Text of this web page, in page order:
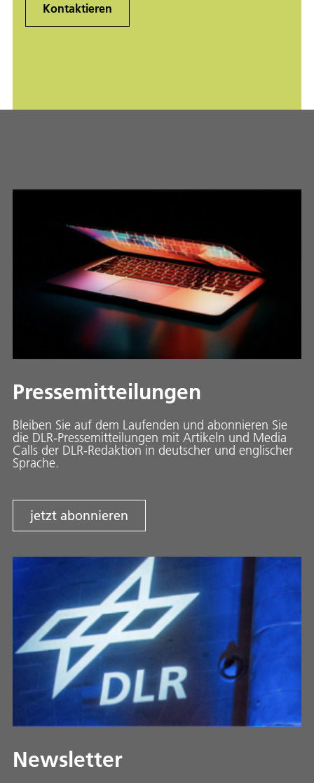
Kontaktieren
Pressemitteilungen
Bleiben Sie auf dem Laufenden und abonnieren Sie
die DLR-Pressemitteilungen mit Artikeln und Media
Calls der DLR-Redaktion in deutscher und englischer
Sprache.
jetzt abonnieren
Newsletter